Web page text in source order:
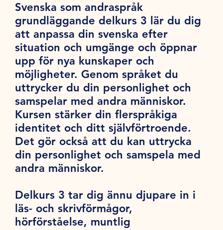
Svenska som andraspråk
grundläggande delkurs 3 lär du dig
att anpassa din svenska efter
situation och umgänge och öppnar
upp för nya kunskaper och
möjligheter. Genom språket du
uttrycker du din personlighet och
samspelar med andra människor.
Kursen stärker din flerspråkiga
identitet och ditt självförtroende.
Det gör också att du kan uttrycka
din personlighet och samspela med
andra människor.
Delkurs 3 tar dig ännu djupare in i
läs- och skrivförmågor,
hörförståelse, muntlig